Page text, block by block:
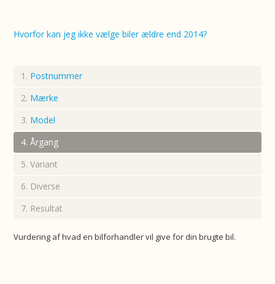
Hvorfor kan jeg ikke vælge biler ældre end 2014?
Postnummer
Mærke
Model
Årgang
Variant
Diverse
Resultat
Vurdering af hvad en bilforhandler vil give for din brugte bil.